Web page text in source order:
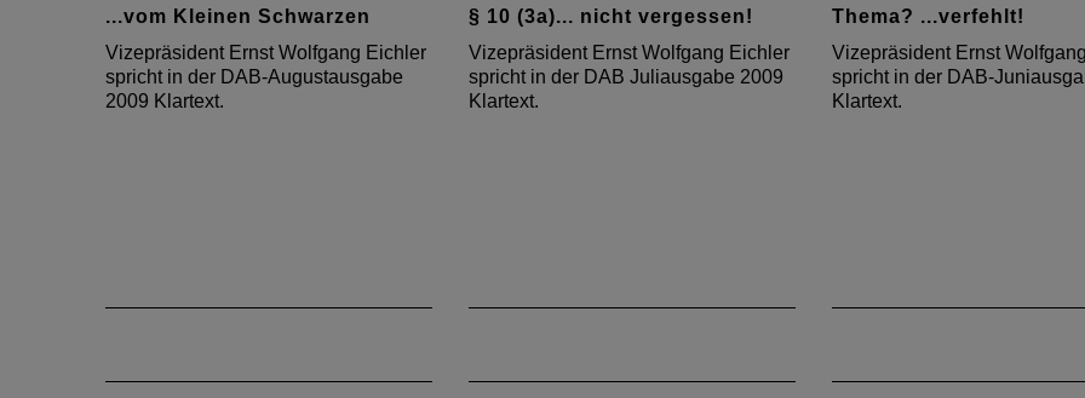
...vom Kleinen Schwarzen
Vizepräsident Ernst Wolfgang Eichler
spricht in der DAB-Augustausgabe
2009 Klartext.
§ 10 (3a)... nicht vergessen!
Vizepräsident Ernst Wolfgang Eichler
spricht in der DAB Juliausgabe 2009
Klartext.
Thema? ...verfehlt!
Vizepräsident Ernst
spricht in der DAB-
Klartext.